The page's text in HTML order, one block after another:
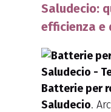
Saludecio:
efficienza e
Batterie per
Saludecio.